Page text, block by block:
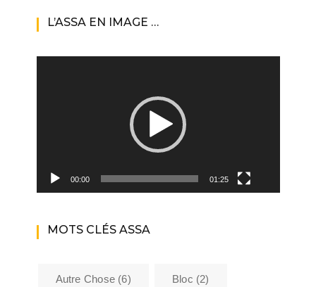
L’ASSA EN IMAGE …
00:00 01:25
MOTS CLÉS ASSA
Autre Chose(6) Bloc (2)